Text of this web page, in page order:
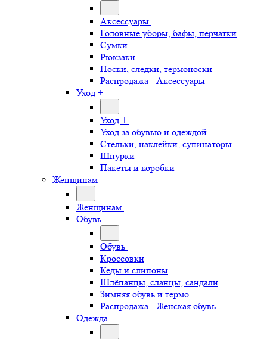
Аксессуары
Головные уборы, бафы, перчатки
Сумки
Рюкзаки
Носки, следки, термоноски
Распродажа - Аксессуары
Уход +
Уход +
Уход за обувью и одеждой
Стельки, наклейки, супинаторы
Шнурки
Пакеты и коробки
Женщинам
Женщинам
Обувь
Обувь
Кроссовки
Кеды и слипоны
Шлёпанцы, сланцы, сандали
Зимняя обувь и термо
Распродажа - Женская обувь
Одежда